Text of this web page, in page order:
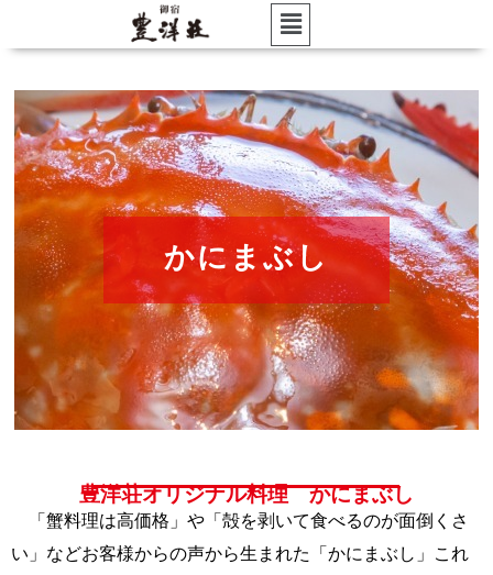
かにまぶし
豊洋荘オリジナル料理 かにまぶし
「蟹料理は高価格」や「殻を剥いて食べるのが面倒くさ
い」などお客様からの声から生まれた「かにまぶし」これ